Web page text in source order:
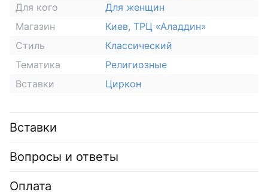
Для кого
Для женщин
Магазин
Киев, ТРЦ «Аладдин»
Стиль
Классический
Тематика
Религиозные
Вставки
Циркон
Вставки
Вопросы и ответы
Оплата